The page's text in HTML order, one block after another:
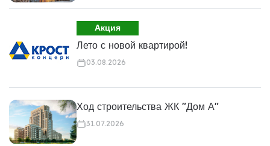
Акция
Лето с новой квартирой!
03.08.2026
Ход строительства ЖК "Дом А"
31.07.2026